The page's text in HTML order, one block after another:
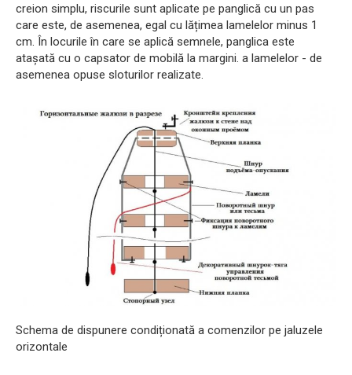
creion simplu, riscurile sunt aplicate pe panglică cu un pas
care este, de asemenea, egal cu lățimea lamelelor minus 1
cm. În locurile în care se aplică semnele, panglica este
atașată cu o capsator de mobilă la margini. a lamelelor - de
asemenea opuse sloturilor realizate.
Schema de dispunere condiționată a comenzilor pe jaluzele
orizontale